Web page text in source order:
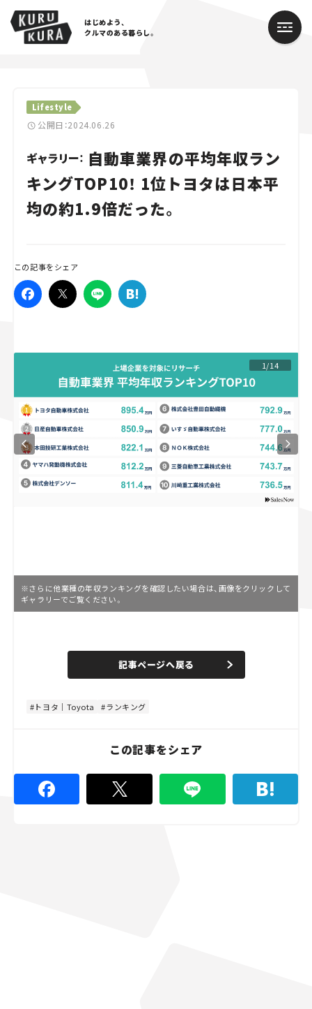
はじめよう、
クルマのある暮らし。
Lifestyle
公開日：2024.06.26
ギャラリー： 自動車業界の平均年収ラン
キングTOP10！ 1位トヨタは日本平
均の約1.9倍だった。
この記事をシェア
1/14
※さらに他業種の年収ランキングを確認したい場合は、画像をクリックして
ギャラリーでご覧ください。
n
e
d
%
記事ページへ戻る
トヨタ｜Toyota ランキング
この記事をシェア
Cars
Lifestyle
Traffic
Special
Campaign
人気のハッシュタグ